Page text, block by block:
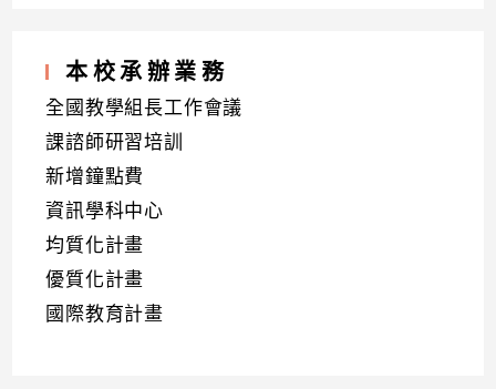
本校承辦業務
全國教學組長工作會議
課諮師研習培訓
新增鐘點費
資訊學科中心
均質化計畫
優質化計畫
國際教育計畫